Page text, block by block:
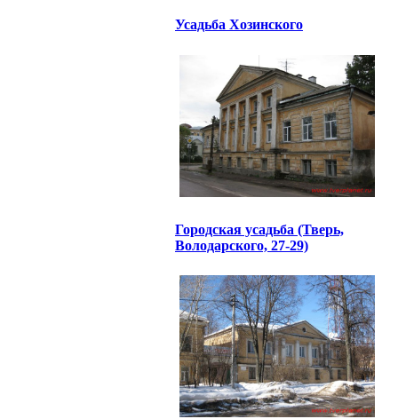
Усадьба Хозинского
Городская усадьба (Тверь,
Володарского, 27-29)